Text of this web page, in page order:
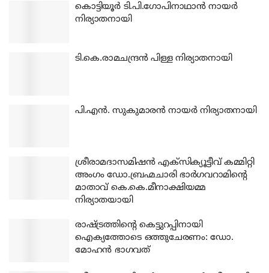
കൊട്ടിയൂര്‍ ടി.പി.ഗോപിനാഥാന്‍ നായര്‍
നിര്യാതനായി
ടി.കെ.രാമചന്ദ്രന്‍ പിള്ള നിര്യാതനായി
പി.എന്‍. സുകുമാരന്‍ നായര്‍ നിര്യാതനായി
ശ്രീരാമദാസമിഷന്‍ എക്‌സിക്യൂട്ടീവ് കമ്മിറ്റി
അംഗം ഡോ.ബ്രഹ്മചാരി ഭാര്‍ഗവറാമിന്റെ
മാതാവ് കെ.കെ.മീനാക്ഷിയമ്മ
നിര്യാതയായി
രാഷ്ട്രത്തിന്റെ കെട്ടുറപ്പിനായി
ഐക്യത്തോടെ ഒത്തുചേരണം: ഡോ.
മോഹന്‍ ഭാഗവത്